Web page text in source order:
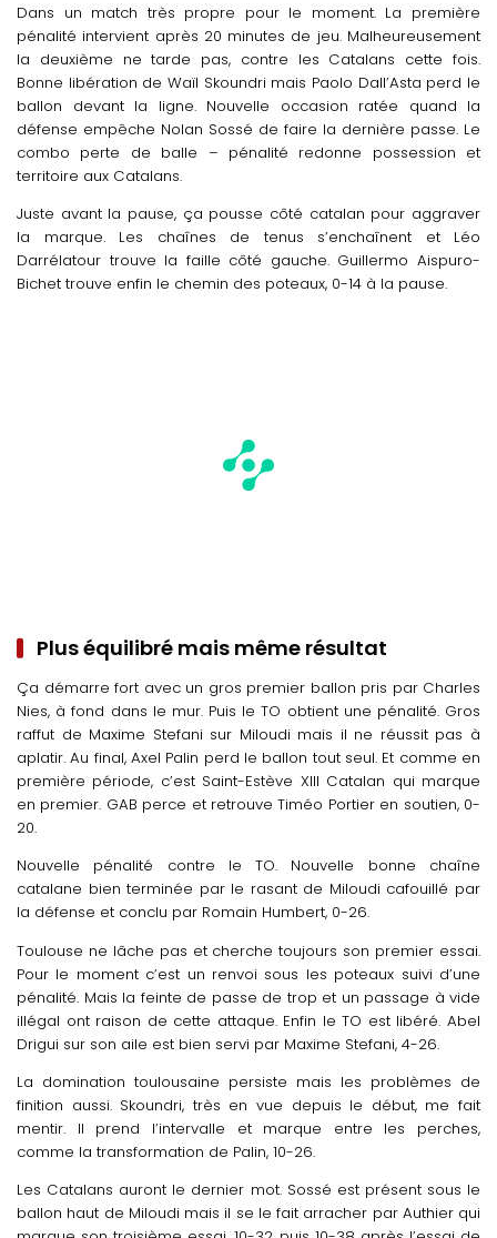
Dans un match très propre pour le moment. La première
pénalité intervient après 20 minutes de jeu. Malheureusement
la deuxième ne tarde pas, contre les Catalans cette fois.
Bonne libération de Waïl Skoundri mais Paolo Dall’Asta perd le
ballon devant la ligne. Nouvelle occasion ratée quand la
défense empêche Nolan Sossé de faire la dernière passe. Le
combo perte de balle – pénalité redonne possession et
territoire aux Catalans.
Juste avant la pause, ça pousse côté catalan pour aggraver
la marque. Les chaînes de tenus s’enchaînent et Léo
Darrélatour trouve la faille côté gauche. Guillermo Aispuro-
Bichet trouve enfin le chemin des poteaux, 0-14 à la pause.
Plus équilibré mais même résultat
Ça démarre fort avec un gros premier ballon pris par Charles
Nies, à fond dans le mur. Puis le TO obtient une pénalité. Gros
raffut de Maxime Stefani sur Miloudi mais il ne réussit pas à
aplatir. Au final, Axel Palin perd le ballon tout seul. Et comme en
première période, c’est Saint-Estève XIII Catalan qui marque
en premier. GAB perce et retrouve Timéo Portier en soutien, 0-
20.
Nouvelle pénalité contre le TO. Nouvelle bonne chaîne
catalane bien terminée par le rasant de Miloudi cafouillé par
la défense et conclu par Romain Humbert, 0-26.
Toulouse ne lâche pas et cherche toujours son premier essai.
Pour le moment c’est un renvoi sous les poteaux suivi d’une
pénalité. Mais la feinte de passe de trop et un passage à vide
illégal ont raison de cette attaque. Enfin le TO est libéré. Abel
Drigui sur son aile est bien servi par Maxime Stefani, 4-26.
La domination toulousaine persiste mais les problèmes de
finition aussi. Skoundri, très en vue depuis le début, me fait
mentir. Il prend l’intervalle et marque entre les perches,
comme la transformation de Palin, 10-26.
Les Catalans auront le dernier mot. Sossé est présent sous le
ballon haut de Miloudi mais il se le fait arracher par Authier qui